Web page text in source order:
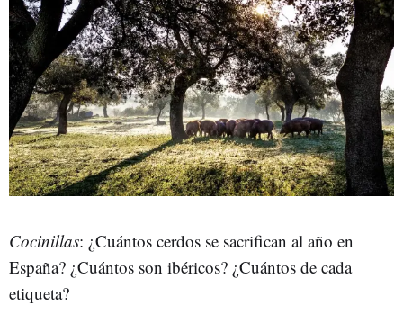
Cocinillas: ¿Cuántos cerdos se sacrifican al año en
España? ¿Cuántos son ibéricos? ¿Cuántos de cada
etiqueta?